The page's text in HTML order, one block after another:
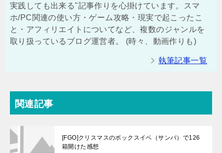
実践しても出来る"記事作りを心掛けています。スマ
ホ/PC関連の使い方・ゲーム攻略・現実で起こったこ
と・アフィリエイトについてなど、複数のジャンルを
取り扱っているブログ運営者。 (時々、動画作りも)
執筆記事一覧
関連記事
[FGO]クリスマスのボックスイベ（サンバ）で126
箱開けた感想